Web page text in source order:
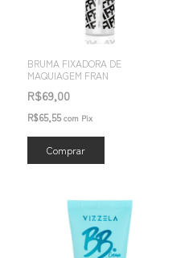
BRUMA FIXADORA DE
MAQUIAGEM FRAN
R$69,00
R$65,55com Pix